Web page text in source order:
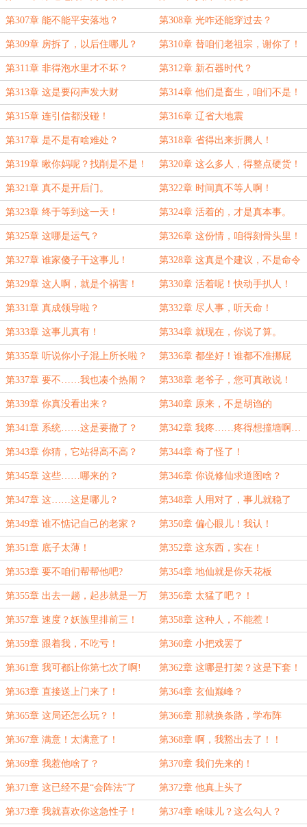
第307章 能不能平安落地？ 第308章 光咋还能穿过去？
第309章 房拆了，以后住哪儿？ 第310章 替咱们老祖宗，谢你了！
第311章 非得泡水里才不坏？ 第312章 新石器时代？
第313章 这是要闷声发大财 第314章 他们是畜生，咱们不是！
第315章 连引信都没碰！ 第316章 辽省大地震
第317章 是不是有啥难处？ 第318章 省得出来折腾人！
第319章 瞅你妈呢？找削是不是！ 第320章 这么多人，得整点硬货！
第321章 真不是开后门。 第322章 时间真不等人啊！
第323章 终于等到这一天！ 第324章 活着的，才是真本事。
第325章 这哪是运气？ 第326章 这份情，咱得刻骨头里！
第327章 谁家傻子干这事儿！ 第328章 这真是个建议，不是命令
第329章 这人啊，就是个祸害！ 第330章 活着呢！快动手扒人！
第331章 真成领导啦？ 第332章 尽人事，听天命！
第333章 这事儿真有！ 第334章 就现在，你说了算。
第335章 听说你小子混上所长啦？ 第336章 都坐好！谁都不准挪屁
股！
第337章 要不……我也凑个热闹？ 第338章 老爷子，您可真敢说！
第339章 你真没看出来？ 第340章 原来，不是胡诌的
第341章 系统……这是要撤了？ 第342章 我疼……疼得想撞墙啊…
第343章 你猜，它站得高不高？ 第344章 奇了怪了！
第345章 这些……哪来的？ 第346章 你说修仙求道图啥？
第347章 这……这是哪儿？ 第348章 人用对了，事儿就稳了
第349章 谁不惦记自己的老家？ 第350章 偏心眼儿！我认！
第351章 底子太薄！ 第352章 这东西，实在！
第353章 要不咱们帮帮他吧? 第354章 地仙就是你天花板
第355章 出去一趟，起步就是一万
年？！
第356章 太猛了吧？！
第357章 速度？妖族里排前三！ 第358章 这种人，不能惹！
第359章 跟着我，不吃亏！ 第360章 小把戏罢了
第361章 我可都让你第七次了啊! 第362章 这哪是打架？这是下套！
第363章 直接送上门来了！ 第364章 玄仙巅峰？
第365章 这局还怎么玩？！ 第366章 那就换条路，学布阵
第367章 满意！太满意了！ 第368章 啊，我豁出去了！！
第369章 我惹他啥了？ 第370章 我们先来的！
第371章 这已经不是“会阵法”了 第372章 他真上头了
第373章 我就喜欢你这急性子！ 第374章 啥味儿？这么勾人？